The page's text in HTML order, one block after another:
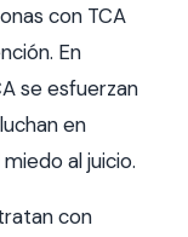
con TCA
En
se esfuerzan
en
al juicio.
con